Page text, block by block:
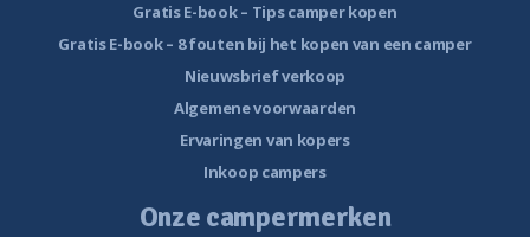
Gratis E-book – Tips camper kopen
Gratis E-book – 8 fouten bij het kopen van een camper
Nieuwsbrief verkoop
Algemene voorwaarden
Ervaringen van kopers
Inkoop campers
Onze campermerken